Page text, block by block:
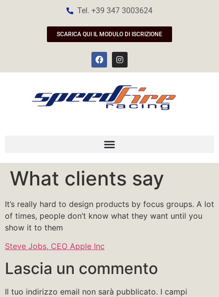
Tel. +39 347 3003624
SCARICA QUI IL MODULO DI ISCRIZIONE
What clients say
It’s really hard to design products by focus groups. A lot
of times, people don’t know what they want until you
show it to them
Steve Jobs, CEO Apple Inc
Lascia un commento
Il tuo indirizzo email non sarà pubblicato. I campi